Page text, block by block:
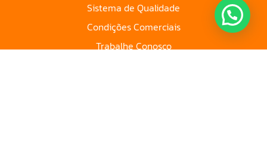
Sistema de Qualidade
Condições Comerciais
Trabalhe Conosco